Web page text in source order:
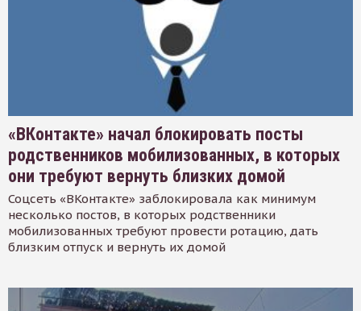
«ВКонтакте» начал блокировать посты
родственников мобилизованных, в которых
они требуют вернуть близких домой
Соцсеть «ВКонтакте» заблокировала как минимум
несколько постов, в которых родственники
мобилизованных требуют провести ротацию, дать
близким отпуск и вернуть их домой